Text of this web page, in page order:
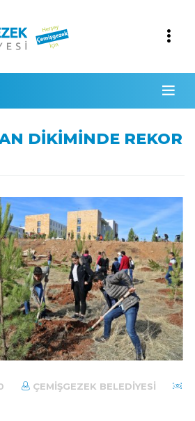
DİKİMİNDE REKOR
ÇEMIŞGEZEK BELEDIYESI